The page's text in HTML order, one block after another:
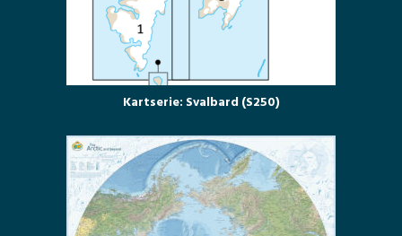
Kartserie: Svalbard (S250)